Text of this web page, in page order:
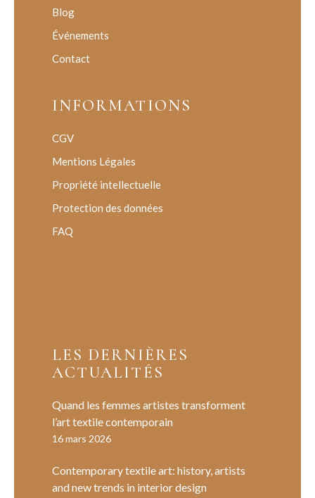
Blog
Événements
Contact
INFORMATIONS
CGV
Mentions Légales
Propriété intellectuelle
Protection des données
FAQ
LES DERNIÈRES
ACTUALITÉS
Quand les femmes artistes transforment
l’art textile contemporain
16 mars 2026
Contemporary textile art: history, artists
and new trends in interior design